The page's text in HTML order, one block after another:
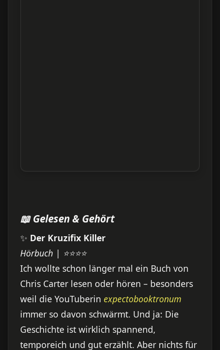
📖 Gelesen & Gehört
✨ Der Kruzifix Killer
Hörbuch | ⭐⭐⭐⭐
Ich wollte schon länger mal ein Buch von
Chris Carter lesen oder hören – besonders
weil die YouTuberin expectobooktronum
immer so davon schwärmt. Und ja: Die
Geschichte ist wirklich spannend,
temporeich und gut erzählt. Aber nichts für